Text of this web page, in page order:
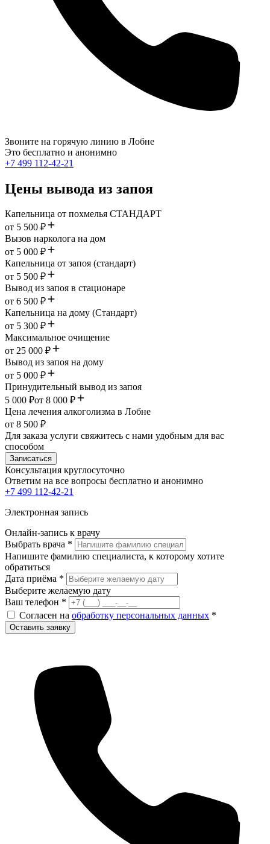
Звоните на горячую линию в Лобне
Это бесплатно и анонимно
+7 499 112-42-21
Цены вывода из запоя
Капельница от похмелья СТАНДАРТ
от 5 500 ₽
Вызов нарколога на дом
от 5 000 ₽
Капельница от запоя (стандарт)
от 5 500 ₽
Вывод из запоя в стационаре
от 6 500 ₽
Капельница на дому (Стандарт)
от 5 300 ₽
Максимальное очищение
от 25 000 ₽
Вывод из запоя на дому
от 5 000 ₽
Принудительный вывод из запоя
5 000 ₽от 8 000 ₽
Цена лечения алкоголизма в Лобне
от 8 500 ₽
Для заказа услуги свяжитесь с нами удобным для вас
способом
Записаться
Консультация круглосуточно
Ответим на все вопросы бесплатно и анонимно
+7 499 112-42-21
Электронная запись
Онлайн-запись к врачу
Выбрать врача *
Напишите фамилию специалиста, к которому хотите
обратиться
Дата приёма *
Выберите желаемую дату
Ваш телефон *
Согласен на обработку персональных данных *
Оставить заявку